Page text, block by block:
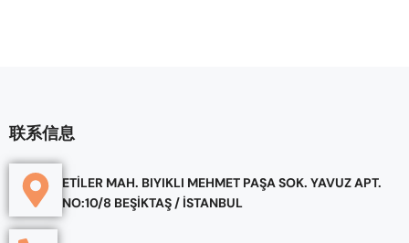
联系信息
ETİLER MAH. BIYIKLI MEHMET PAŞA SOK. YAVUZ APT.
NO:10/8 BEŞİKTAŞ / İSTANBUL